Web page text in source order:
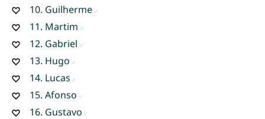
10. Guilherme
11. Martim
12. Gabriel
13. Hugo
14. Lucas
15. Afonso
16. Gustavo